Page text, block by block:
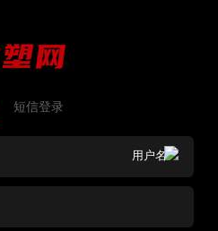
短信登录